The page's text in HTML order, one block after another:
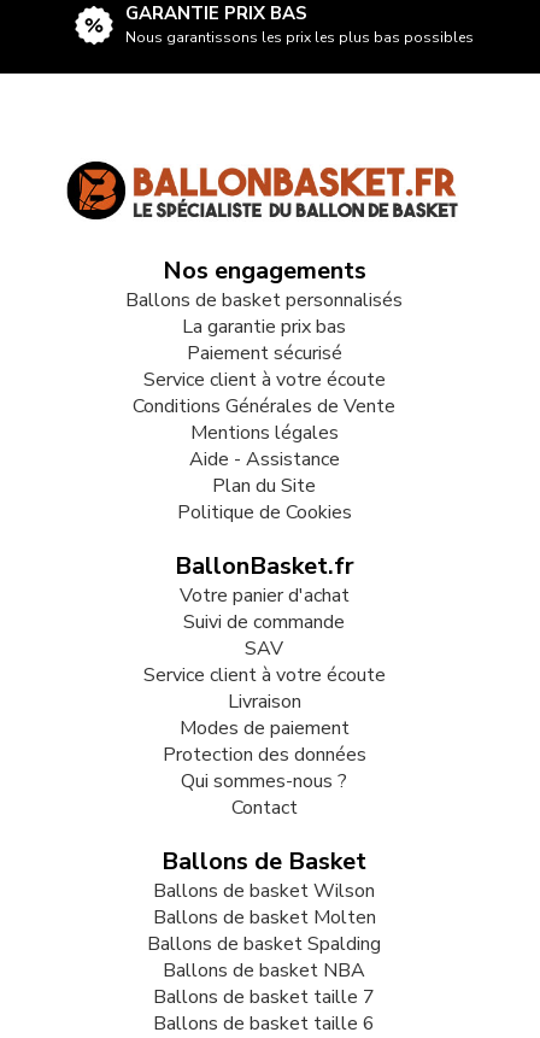
GARANTIE PRIX BAS
Nous garantissons les prix les plus bas possibles
Nos engagements
Ballons de basket personnalisés
La garantie prix bas
Paiement sécurisé
Service client à votre écoute
Conditions Générales de Vente
Mentions légales
Aide - Assistance
Plan du Site
Politique de Cookies
BallonBasket.fr
Votre panier d'achat
Suivi de commande
SAV
Service client à votre écoute
Livraison
Modes de paiement
Protection des données
Qui sommes-nous ?
Contact
Ballons de Basket
Ballons de basket Wilson
Ballons de basket Molten
Ballons de basket Spalding
Ballons de basket NBA
Ballons de basket taille 7
Ballons de basket taille 6